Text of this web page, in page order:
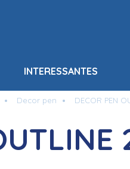
INTERESSANTES
Decor pen DECOR PEN